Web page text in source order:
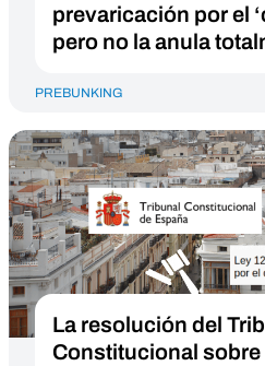
prevaricación por el
pero no la anula
PREBUNKING
La resolución del
Constitucional sobre